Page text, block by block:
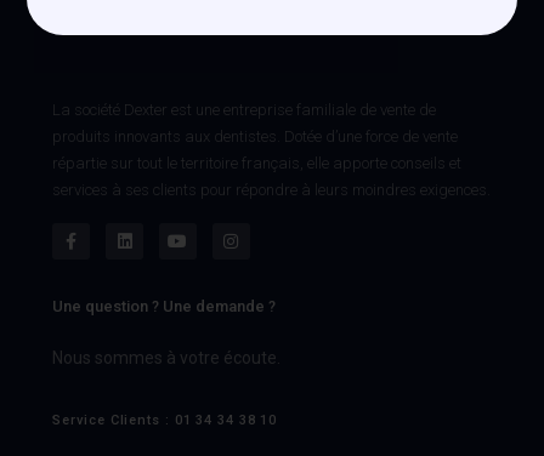
La société Dexter est une entreprise familiale de vente de
produits innovants aux dentistes. Dotée d’une force de vente
répartie sur tout le territoire français, elle apporte conseils et
services à ses clients pour répondre à leurs moindres exigences.
Une question ? Une demande ?
Nous sommes à votre écoute.
Service Clients : 01 34 34 38 10